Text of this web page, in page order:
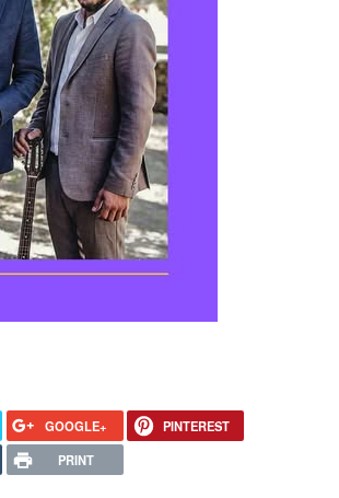
GOOGLE+
PINTEREST
PRINT